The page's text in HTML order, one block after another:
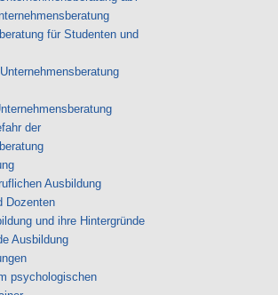
für Studenten und
der
Ausbildung
Dozenten
und ihre Hintergründe
Ausbildung
psychologischen